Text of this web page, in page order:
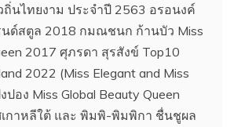
นไทยงาม ประจำปี 2563 อรอนงค์
ด์สตูล 2018 กมณชนก ก้านบัว Miss
2017 ศุภรดา สุรสังข์ Top10
2022 (Miss Elegant and Miss
ปอง Miss Global Beauty Queen
กาหลีใต้ และ พิมพิ-พิมพิกา ชื่นชูผล